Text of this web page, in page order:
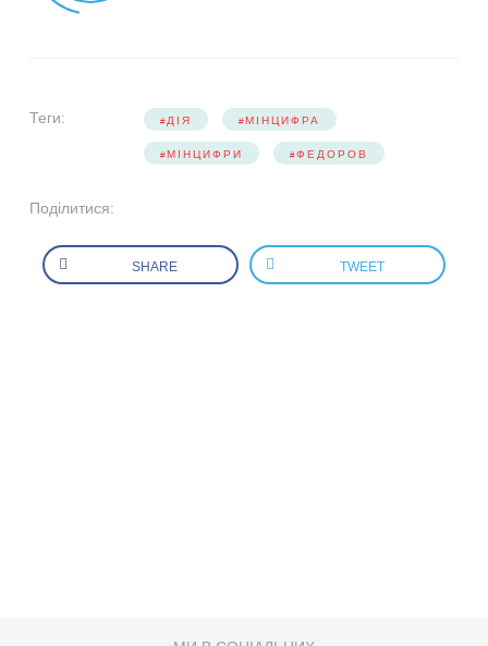
Теги: ДІЯ МІНЦИФРА
МІНЦИФРИ ФЕДОРОВ
Поділитися:
SHARE TWEET